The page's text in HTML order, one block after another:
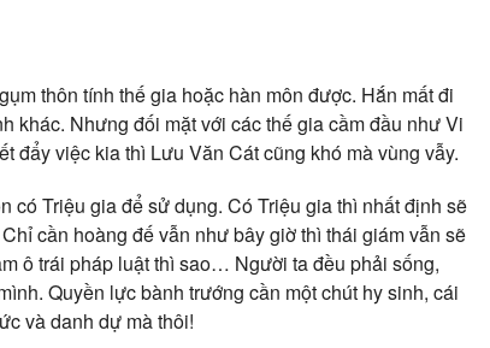
thôn tính thế gia hoặc hàn môn được. Hắn mất đi
khác. Nhưng đối mặt với các thế gia cầm đầu như Vi
đẩy việc kia thì Lưu Văn Cát cũng khó mà vùng vẫy.
có Triệu gia để sử dụng. Có Triệu gia thì nhất định sẽ
cần hoàng đế vẫn như bây giờ thì thái giám vẫn sẽ
ô trái pháp luật thì sao… Người ta đều phải sống,
Quyền lực bành trướng cần một chút hy sinh, cái
và danh dự mà thôi!